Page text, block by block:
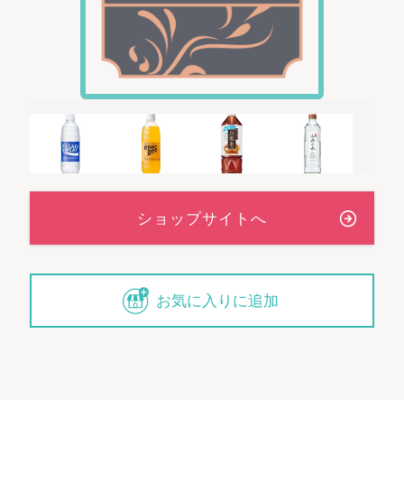
お気に入りに追加